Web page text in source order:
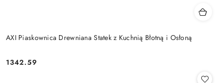
AXI Piaskownica Drewniana Statek z Kuchnią Błotną i Osłoną
Cena:
1342.59